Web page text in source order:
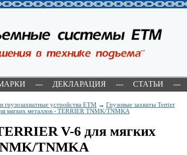
--- ДЕКЛАРАЦИЯ --- СТАТЬИ ---
грузозахватные устройства ETM → Грузовые захваты Terrier
мягких металлов - TERRIER TNMK/TNMKA
V-6 для мягких
TNMKA